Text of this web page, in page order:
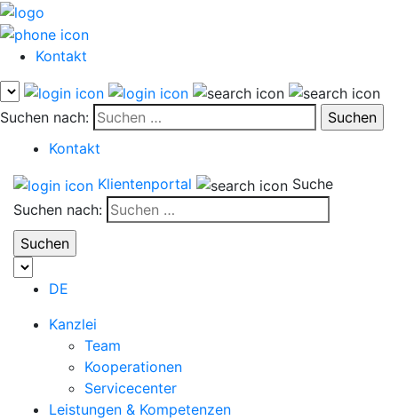
Kontakt
Suchen nach:
Kontakt
Klientenportal
Suche
Suchen nach:
DE
Kanzlei
Team
Kooperationen
Servicecenter
Leistungen & Kompetenzen